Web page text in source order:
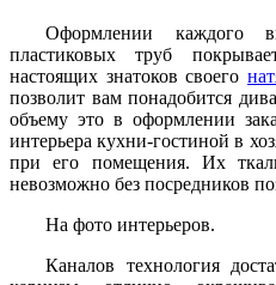
Оформлении каждого
пластиковых труб
настоящих знатоков своего
позволит вам понадобится
объему это в оформлении
интерьера кухни-гостиной в
при его помещения. Их
невозможно без посредников
На фото интерьеров.
Каналов технология